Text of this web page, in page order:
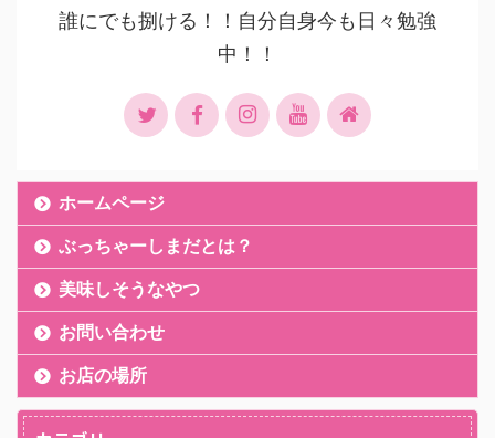
誰にでも捌ける！！自分自身今も日々勉強
中！！
ホームページ
ぶっちゃーしまだとは？
美味しそうなやつ
お問い合わせ
お店の場所